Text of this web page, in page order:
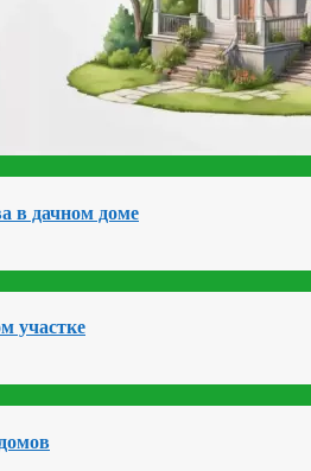
в дачном доме
участке